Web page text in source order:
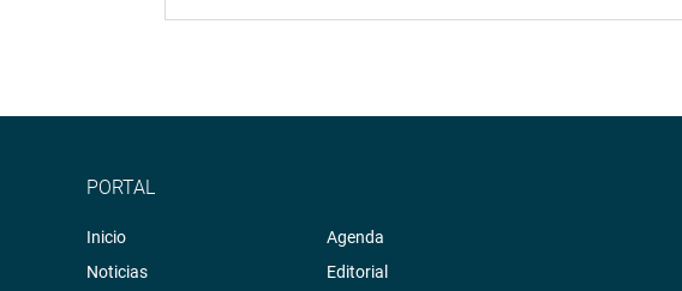
PORTAL
Inicio
Noticias
Agenda
Editorial